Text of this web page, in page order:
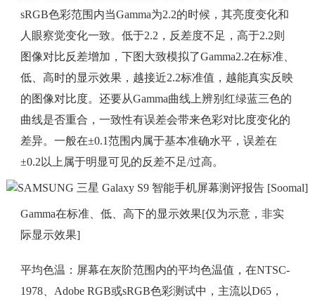
sRGB色彩范围内当Gamma为2.2的时候，其亮度变化和
人眼察觉变化一致。低于2.2，反差度不足，高于2.2则
图像对比反差增加，下图大致模拟了Gamma2.2在标准、
低、高时的显示效果，越接近2.2标准值，越能真实反映
的图像对比度。还要从Gamma曲线上辨别红绿蓝三色的
曲线是否重合，一致性有误差会带来色彩对比度变化的
差异。一般在±0.1范围内属于基本准确水平，误差在
±0.2以上属于明显可见的反差不足/过高。
Gamma在标准、低、高下的显示效果[仅为示意，非实
际显示效果]
平均色温：屏幕在灰阶范围内的平均色温值，在NTSC-
1978、Adobe RGB或sRGB色彩测试中，主流以D65，